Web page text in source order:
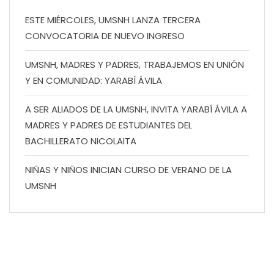
ESTE MIÉRCOLES, UMSNH LANZA TERCERA
CONVOCATORIA DE NUEVO INGRESO
UMSNH, MADRES Y PADRES, TRABAJEMOS EN UNIÓN
Y EN COMUNIDAD: YARABÍ ÁVILA
A SER ALIADOS DE LA UMSNH, INVITA YARABÍ ÁVILA A
MADRES Y PADRES DE ESTUDIANTES DEL
BACHILLERATO NICOLAITA
NIÑAS Y NIÑOS INICIAN CURSO DE VERANO DE LA
UMSNH